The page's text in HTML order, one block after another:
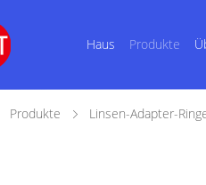
Haus Produkte
Produkte Linsen-Adapter-